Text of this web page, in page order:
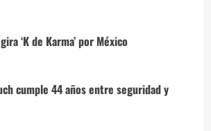
‘K de Karma’ por México
cumple 44 años entre seguridad y